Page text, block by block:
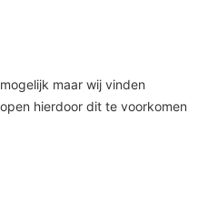
maar wij vinden
hierdoor dit te voorkomen